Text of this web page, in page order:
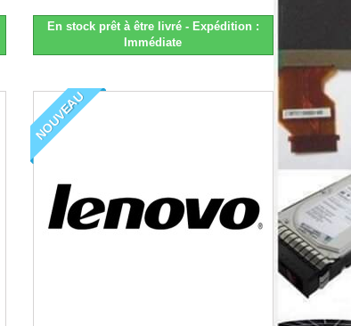
En stock prêt à être livré - Expédition :
Immédiate
NOUVEAU